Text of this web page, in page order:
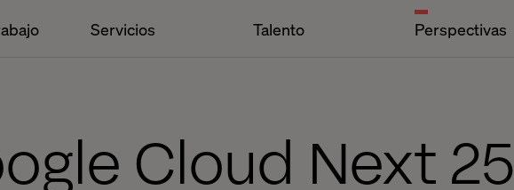
Servicios Talento Perspectivas
Cloud Next 25